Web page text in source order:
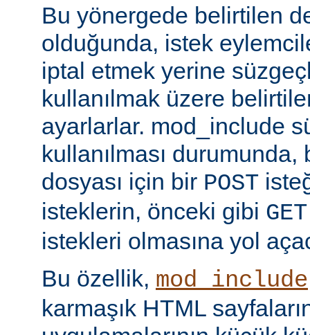
Bu yönergede belirtilen
olduğunda, istek
iptal etmek yerine
kullanılmak üzere
ayarlarlar. mod_include
kullanılması
dosyası için bir POST
isteklerin, önceki gibi GET
istekleri olmasına yol
Bu özellik, mod_include
karmaşık HTML